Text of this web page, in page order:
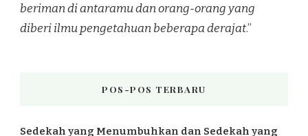
beriman di antaramu dan orang-orang yang
diberi ilmu pengetahuan beberapa derajat.”
POS-POS TERBARU
Sedekah yang Menumbuhkan dan Sedekah yang